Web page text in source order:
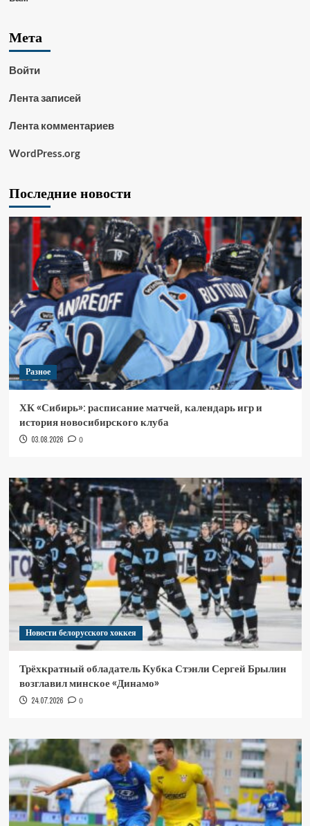
Мета
Войти
Лента записей
Лента комментариев
WordPress.org
Последние новости
Разное
ХК «Сибирь»: расписание матчей, календарь игр и
история новосибирского клуба
03.08.2026 0
Новости белорусского хоккея
Трёхкратный обладатель Кубка Стэнли Сергей Брылин
возглавил минское «Динамо»
24.07.2026 0